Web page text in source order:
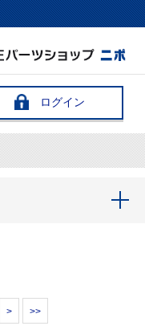
ログイン
> >>